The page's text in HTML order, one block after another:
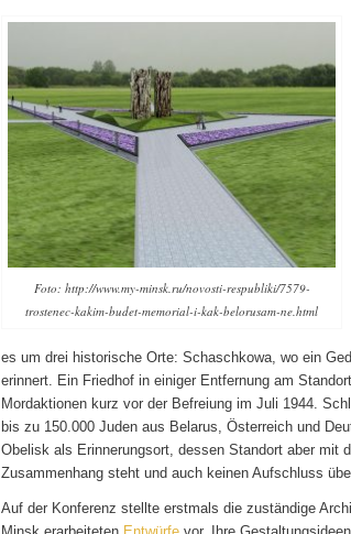
Foto: http://www.my-minsk.ru/novosti-respubliki/7579-
trostenec-kakim-budet-memorial-i-kak-belorusam-ne.html
es um drei historische Orte: Schaschkowa, wo ein
erinnert. Ein Friedhof in einiger Entfernung am
Mordaktionen kurz vor der Befreiung im Juli 1944.
bis zu 150.000 Juden aus Belarus, Österreich und
Obelisk als Erinnerungsort, dessen Standort aber mit
Zusammenhang steht und auch keinen Aufschluss
Auf der Konferenz stellte erstmals die zuständige